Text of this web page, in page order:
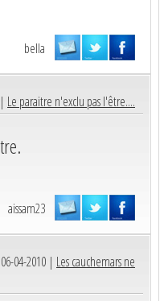
bella
Le paraitre n'exclu pas l'être....
aissam23
04-2010 | Les cauchemars ne